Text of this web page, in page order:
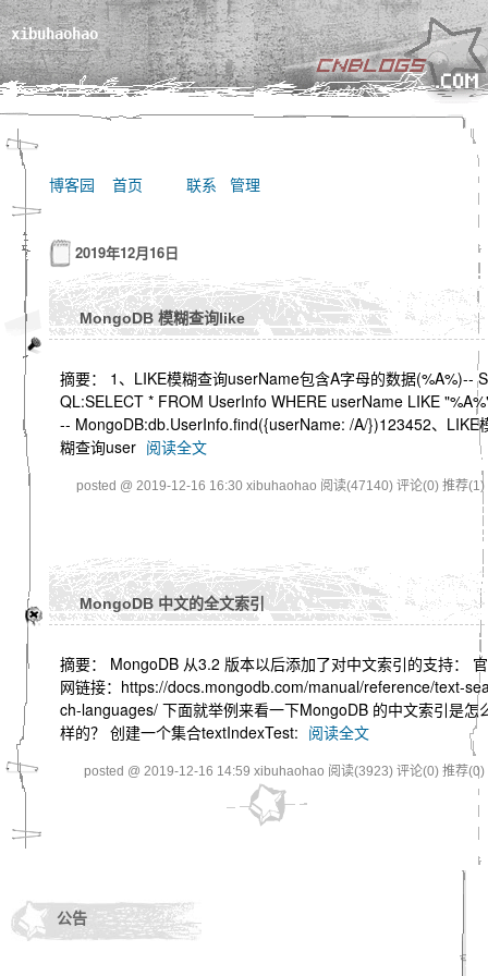
xibuhaohao
博客园 首页 联系 管理
2019年12月16日
MongoDB 模糊查询like
摘要： 1、LIKE模糊查询userName包含A字母的数据(%A%)-- S
QL:SELECT * FROM UserInfo WHERE userName LIKE
-- MongoDB:db.UserInfo.find({userName: /A/})123452、LIKE
糊查询user 阅读全文
posted @ 2019-12-16 16:30 xibuhaohao 阅读(47140) 评论(0) 推荐(1)
MongoDB 中文的全文索引
摘要： MongoDB 从3.2 版本以后添加了对中文索引的支持： 官
网链接：https://docs.mongodb.com/manual/reference/text-
ch-languages/ 下面就举例来看一下MongoDB 的中文索引是怎
样的？ 创建一个集合textIndexTest: 阅读全文
posted @ 2019-12-16 14:59 xibuhaohao 阅读(3923) 评论(0) 推荐(0)
公告